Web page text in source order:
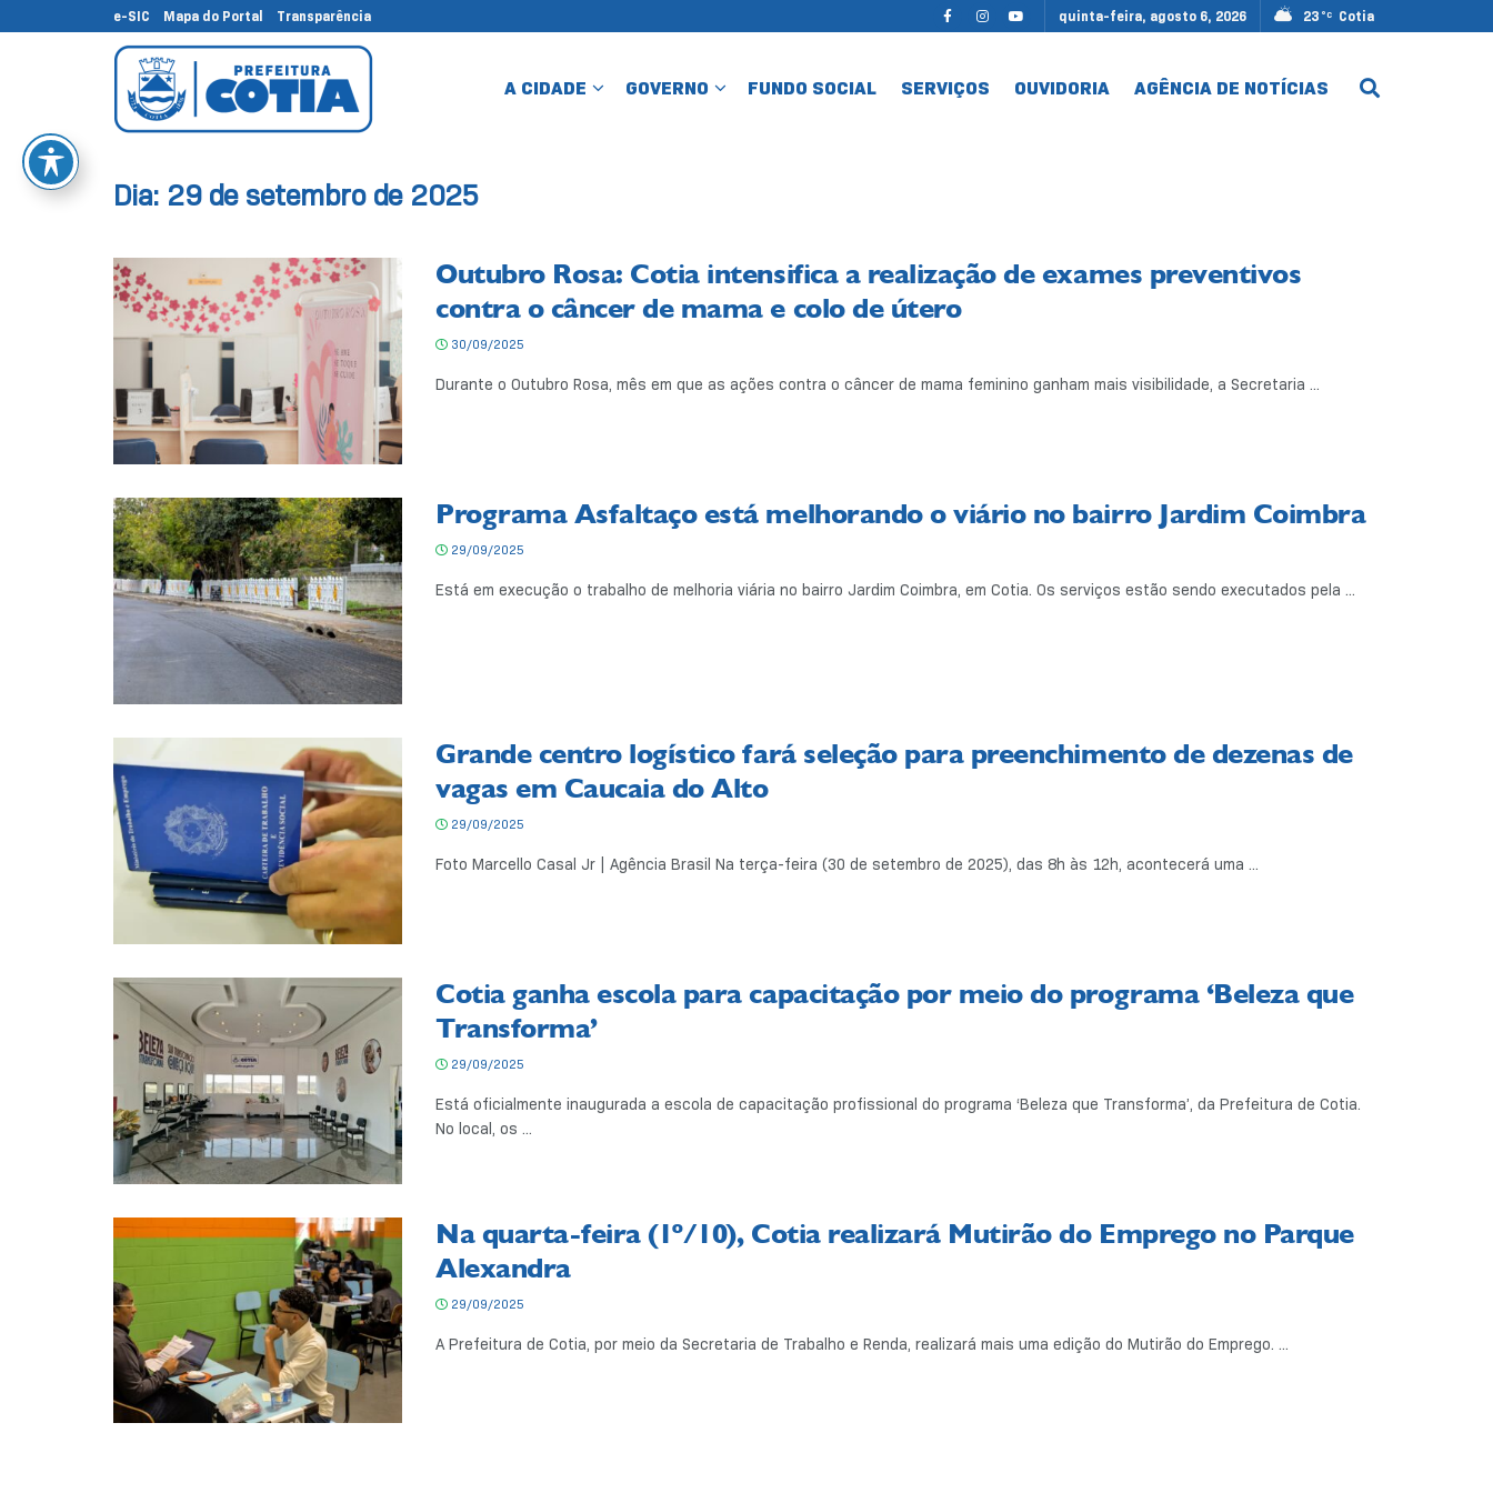
e-SIC Mapa do Portal Transparência quinta-feira, agosto 6, 2026 23 °C Cotia
A CIDADE GOVERNO FUNDO SOCIAL SERVIÇOS OUVIDORIA AGÊNCIA DE NOTÍCIAS
Dia: 29 de setembro de 2025
Outubro Rosa: Cotia intensifica a realização de exames preventivos
contra o câncer de mama e colo de útero
30/09/2025
Durante o Outubro Rosa, mês em que as ações contra o câncer de mama feminino ganham mais visibilidade, a Secretaria ...
Programa Asfaltaço está melhorando o viário no bairro Jardim Coimbra
29/09/2025
Está em execução o trabalho de melhoria viária no bairro Jardim Coimbra, em Cotia. Os serviços estão sendo executados pela ...
Grande centro logístico fará seleção para preenchimento de dezenas de
vagas em Caucaia do Alto
29/09/2025
Foto Marcello Casal Jr | Agência Brasil Na terça-feira (30 de setembro de 2025), das 8h às 12h, acontecerá uma ...
Cotia ganha escola para capacitação por meio do programa ‘Beleza que
Transforma’
29/09/2025
Está oficialmente inaugurada a escola de capacitação profissional do programa ‘Beleza que Transforma’, da Prefeitura de Cotia.
No local, os ...
Na quarta-feira (1º/10), Cotia realizará Mutirão do Emprego no Parque
Alexandra
29/09/2025
A Prefeitura de Cotia, por meio da Secretaria de Trabalho e Renda, realizará mais uma edição do Mutirão do Emprego. ...